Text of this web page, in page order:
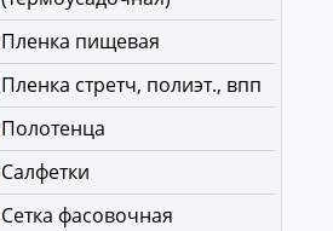
Пленка пищевая
Пленка стретч, полиэт., впп
Полотенца
Салфетки
Сетка фасовочная